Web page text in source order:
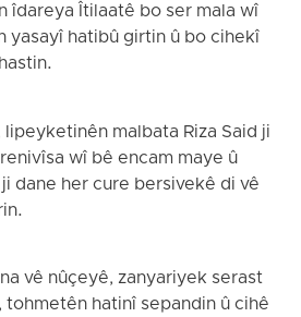
îdareya Îtilaatê bo ser mala wî
yasayî hatibû girtin û bo cihekî
malbata Riza Said ji
wî bê encam maye û
dane her cure bersivekê di vê
vê nûçeyê, zanyariyek serast
hatinî sepandin û cihê